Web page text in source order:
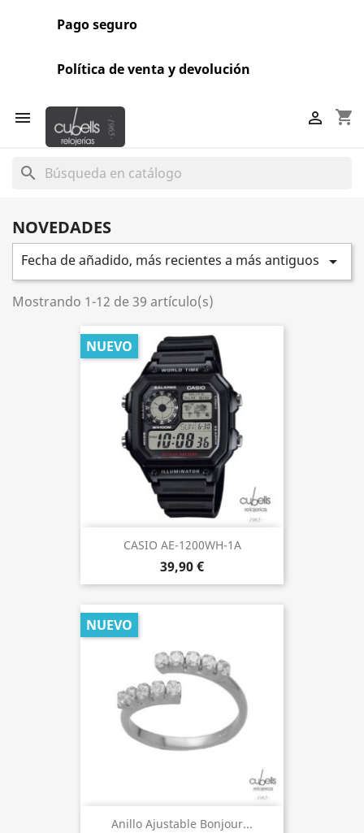
Pago seguro
Política de venta y devolución
 shopping_cart

search
NOVEDADES
Fecha de añadido, más recientes a más antiguos 
Mostrando 1-12 de 39 artículo(s)
CASIO AE-1200WH-1A
39,90 €
NUEVO
Anillo Ajustable Bonjour...
NUEVO